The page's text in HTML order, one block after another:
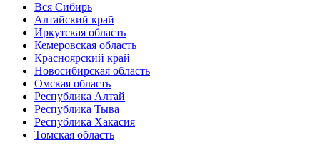
Вся Сибирь
Алтайский край
Иркутская область
Кемеровская область
Красноярский край
Новосибирская область
Омская область
Республика Алтай
Республика Тыва
Республика Хакасия
Томская область